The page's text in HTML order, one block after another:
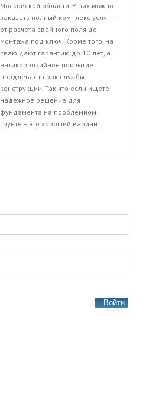
Московской области. У них можно
заказать полный комплекс услуг –
от расчета свайного поля до
монтажа под ключ. Кроме того, на
сваю дают гарантию до 10 лет, а
антикоррозийное покрытие
продлевает срок службы
конструкции. Так что если ищете
надежное решение для
фундамента на проблемном
грунте – это хороший вариант.
Войти